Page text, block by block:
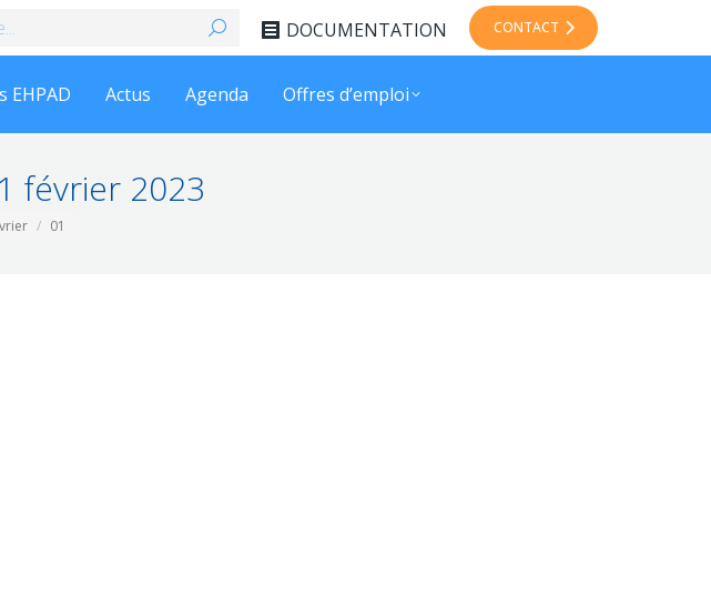
DOCUMENTATION CONTACT
EHPAD Actus Agenda Offres d’emploi
1 février 2023
01